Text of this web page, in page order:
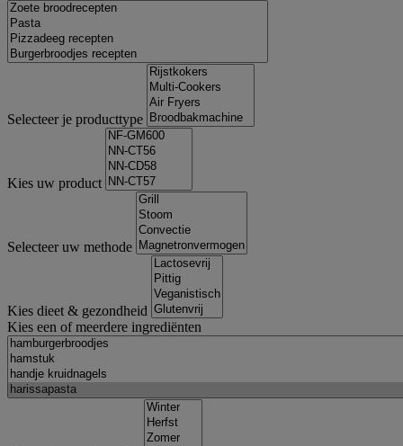
Selecteer je producttype
Kies uw product
Selecteer uw methode
Kies dieet & gezondheid
Kies een of meerdere ingrediënten